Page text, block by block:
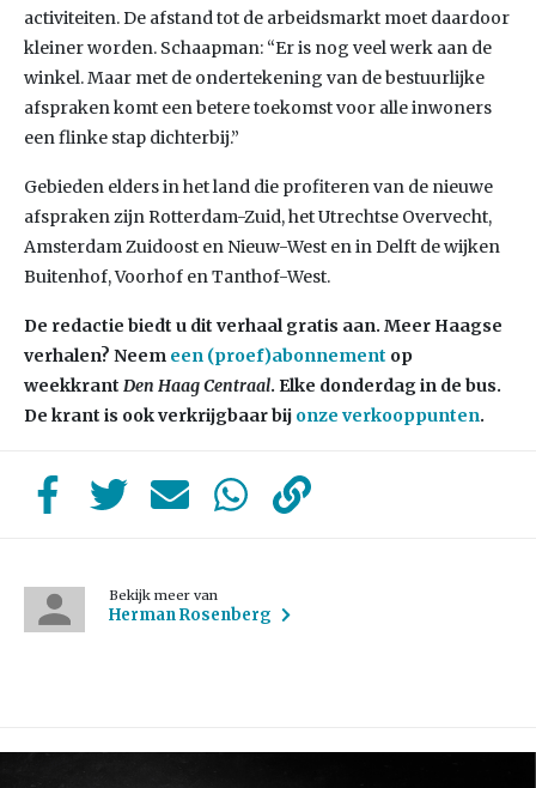
activiteiten. De afstand tot de arbeidsmarkt moet daardoor
kleiner worden. Schaapman: “Er is nog veel werk aan de
winkel. Maar met de ondertekening van de bestuurlijke
afspraken komt een betere toekomst voor alle inwoners
een flinke stap dichterbij.”
Gebieden elders in het land die profiteren van de nieuwe
afspraken zijn Rotterdam-Zuid, het Utrechtse Overvecht,
Amsterdam Zuidoost en Nieuw-West en in Delft de wijken
Buitenhof, Voorhof en Tanthof-West.
De redactie biedt u dit verhaal gratis aan. Meer Haagse
verhalen? Neem een (proef)abonnement op
weekkrant Den Haag Centraal. Elke donderdag in de bus.
De krant is ook verkrijgbaar bij onze verkooppunten.
Bekijk meer van
Herman Rosenberg